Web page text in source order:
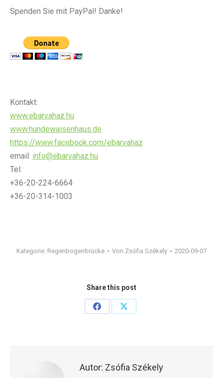
Spenden Sie mit PayPal! Danke!
Kontakt:
www.ebarvahaz.hu
www.hundewaisenhaus.de
https://www.facebook.com/ebarvahaz
email: info@ebarvahaz.hu
Tel:
+36-20-224-6664
+36-20-314-1003
Kategorie: Regenbogenbrücke Von Zsófia Székely 2020-09-07
Share this post
Share
Share
Autor: Zsófia Székely